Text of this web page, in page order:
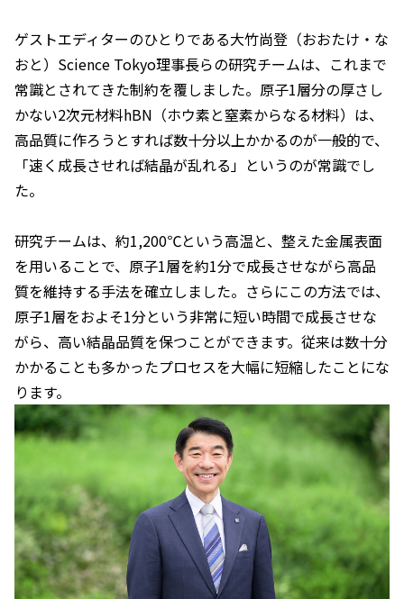
ゲストエディターのひとりである大竹尚登（おおたけ・な
おと）Science Tokyo理事長らの研究チームは、これまで
常識とされてきた制約を覆しました。原子1層分の厚さし
かない2次元材料hBN（ホウ素と窒素からなる材料）は、
高品質に作ろうとすれば数十分以上かかるのが一般的で、
「速く成長させれば結晶が乱れる」というのが常識でし
た。
研究チームは、約1,200℃という高温と、整えた金属表面
を用いることで、原子1層を約1分で成長させながら高品
質を維持する手法を確立しました。さらにこの方法では、
原子1層をおよそ1分という非常に短い時間で成長させな
がら、高い結晶品質を保つことができます。従来は数十分
かかることも多かったプロセスを大幅に短縮したことにな
ります。